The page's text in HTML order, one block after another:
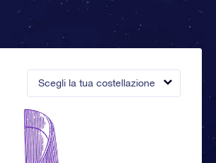
Scegli la tua costellazione